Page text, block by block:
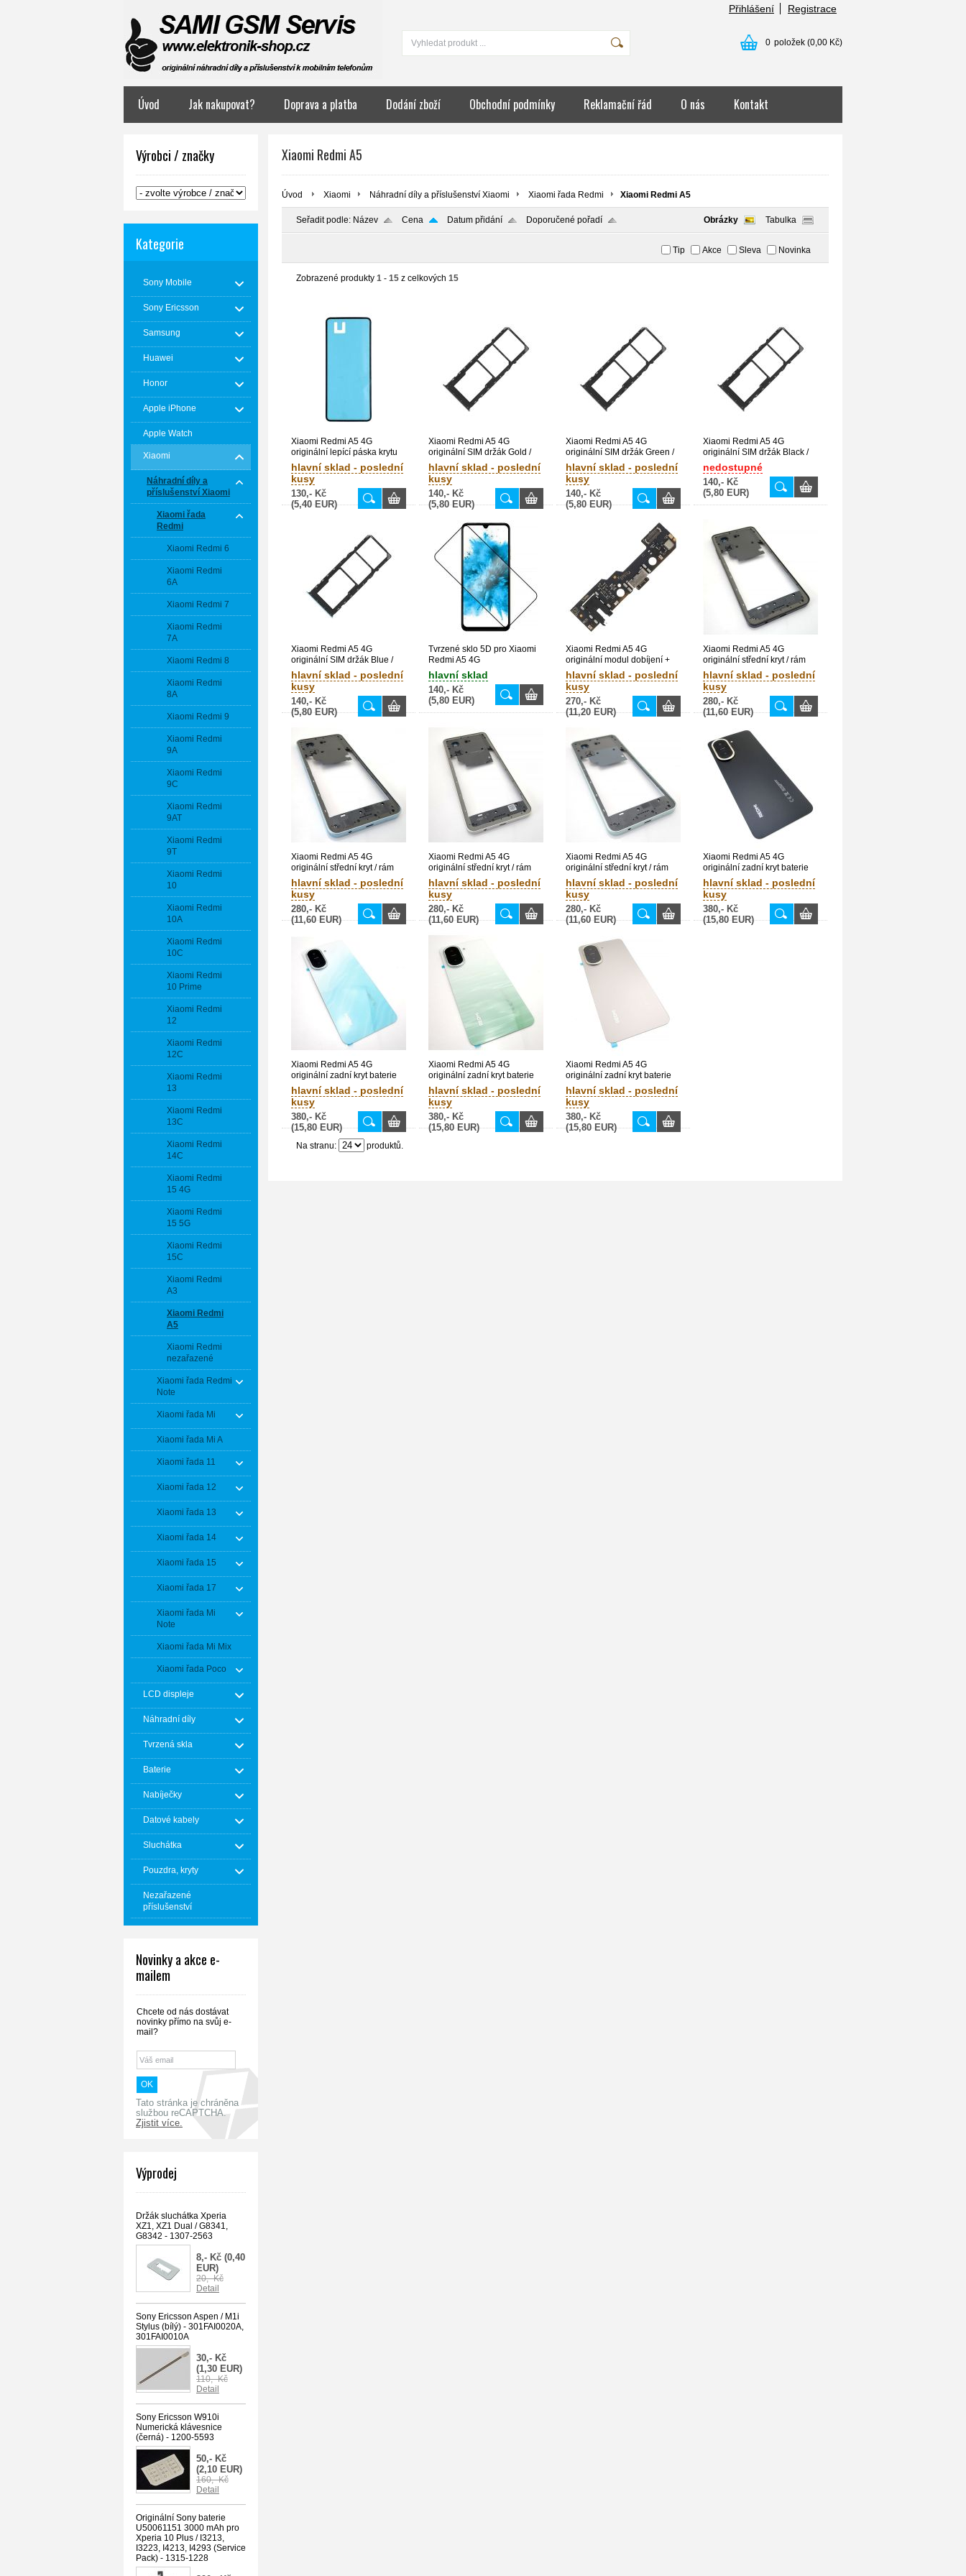
Přihlášení Registrace
0 položek (0,00 Kč)
Úvod Jak nakupovat? Doprava a platba Dodání zboží Obchodní podmínky Reklamační řád O nás Kontakt
Výrobci / značky
Kategorie
Sony Mobile
Sony Ericsson
Samsung
Huawei
Honor
Apple iPhone
Apple Watch
Xiaomi
Náhradní díly a
příslušenství Xiaomi
Xiaomi řada
Redmi
Xiaomi Redmi 6
Xiaomi Redmi
6A
Xiaomi Redmi 7
Xiaomi Redmi
7A
Xiaomi Redmi 8
Xiaomi Redmi
8A
Xiaomi Redmi 9
Xiaomi Redmi
9A
Xiaomi Redmi
9C
Xiaomi Redmi
9AT
Xiaomi Redmi
9T
Xiaomi Redmi
10
Xiaomi Redmi
10A
Xiaomi Redmi
10C
Xiaomi Redmi
10 Prime
Xiaomi Redmi
12
Xiaomi Redmi
12C
Xiaomi Redmi
13
Xiaomi Redmi
13C
Xiaomi Redmi
14C
Xiaomi Redmi
15 4G
Xiaomi Redmi
15 5G
Xiaomi Redmi
15C
Xiaomi Redmi
A3
Xiaomi Redmi
A5
Xiaomi Redmi
nezařazené
Xiaomi řada Redmi
Note
Xiaomi řada Mi
Xiaomi řada Mi A
Xiaomi řada 11
Xiaomi řada 12
Xiaomi řada 13
Xiaomi řada 14
Xiaomi řada 15
Xiaomi řada 17
Xiaomi řada Mi
Note
Xiaomi řada Mi Mix
Xiaomi řada Poco
LCD displeje
Náhradní díly
Tvrzená skla
Baterie
Nabíječky
Datové kabely
Sluchátka
Pouzdra, kryty
Nezařazené
příslušenství
Novinky a akce e-
mailem
Chcete od nás dostávat
novinky přímo na svůj e-
mail?
Tato stránka je chráněna
službou reCAPTCHA.
Zjistit více.
Výprodej
Držák sluchátka Xperia
XZ1, XZ1 Dual / G8341,
G8342 - 1307-2563
8,- Kč (0,40
EUR)
20,- Kč
Detail
Sony Ericsson Aspen / M1i
Stylus (bílý) - 301FAI0020A,
301FAI0010A
30,- Kč
(1,30 EUR)
110,- Kč
Detail
Sony Ericsson W910i
Numerická klávesnice
(černá) - 1200-5593
50,- Kč
(2,10 EUR)
160,- Kč
Detail
Originální Sony baterie
U50061151 3000 mAh pro
Xperia 10 Plus / I3213,
I3223, I4213, I4293 (Service
Pack) - 1315-1228
Xiaomi Redmi A5
Úvod Xiaomi Náhradní díly a příslušenství Xiaomi Xiaomi řada Redmi Xiaomi Redmi A5
Seřadit podle: Název Cena Datum přidání Doporučené pořadí Obrázky Tabulka
Tip Akce Sleva Novinka
Zobrazené produkty 1 - 15 z celkových 15
Xiaomi Redmi A5 4G
originální lepící páska krytu
baterie (Bulk) -
1612119000337A
hlavní sklad - poslední
kusy
130,- Kč
(5,40 EUR)
Xiaomi Redmi A5 4G
originální SIM držák Gold /
zlatý (Bulk)
hlavní sklad - poslední
kusy
140,- Kč
(5,80 EUR)
Xiaomi Redmi A5 4G
originální SIM držák Green /
zelený (Bulk)
hlavní sklad - poslední
kusy
140,- Kč
(5,80 EUR)
Xiaomi Redmi A5 4G
originální SIM držák Black /
černý (Bulk)
nedostupné
140,- Kč
(5,80 EUR)
Xiaomi Redmi A5 4G
originální SIM držák Blue /
modrý (Bulk)
hlavní sklad - poslední
kusy
140,- Kč
(5,80 EUR)
Tvrzené sklo 5D pro Xiaomi
Redmi A5 4G
hlavní sklad
140,- Kč
(5,80 EUR)
Xiaomi Redmi A5 4G
originální modul dobíjení +
USB Type-C konektor +
audio Jack + mikrofon
(Service Pack) -
56000200C3Z00
hlavní sklad - poslední
kusy
270,- Kč
(11,20 EUR)
Xiaomi Redmi A5 4G
originální střední kryt / rám
Black / černý (Bulk) -
1610110001256A
hlavní sklad - poslední
kusy
280,- Kč
(11,60 EUR)
Xiaomi Redmi A5 4G
originální střední kryt / rám
Blue / modrý (Bulk) -
1610110001261A
hlavní sklad - poslední
kusy
280,- Kč
(11,60 EUR)
Xiaomi Redmi A5 4G
originální střední kryt / rám
Gold / zlatý (Bulk) -
1610110001258B
hlavní sklad - poslední
kusy
280,- Kč
(11,60 EUR)
Xiaomi Redmi A5 4G
originální střední kryt / rám
Green / zelený (Bulk) -
1610110001263A
hlavní sklad - poslední
kusy
280,- Kč
(11,60 EUR)
Xiaomi Redmi A5 4G
originální zadní kryt baterie
Black / černý (Bulk)
hlavní sklad - poslední
kusy
380,- Kč
(15,80 EUR)
Xiaomi Redmi A5 4G
originální zadní kryt baterie
Blue / modrý (Bulk)
hlavní sklad - poslední
kusy
380,- Kč
(15,80 EUR)
Xiaomi Redmi A5 4G
originální zadní kryt baterie
Green / zelený (Bulk)
hlavní sklad - poslední
kusy
380,- Kč
(15,80 EUR)
Xiaomi Redmi A5 4G
originální zadní kryt baterie
Gold / zlatý (Bulk)
hlavní sklad - poslední
kusy
380,- Kč
(15,80 EUR)
Na stranu: produktů.